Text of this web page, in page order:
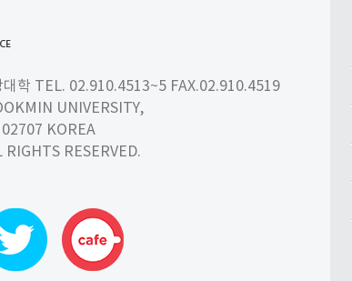
학 TEL. 02.910.4513~5 FAX.02.910.4519
UNIVERSITY,
KOREA
RESERVED.